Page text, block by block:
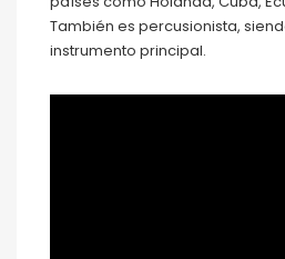
También es percusionista,
instrumento principal.